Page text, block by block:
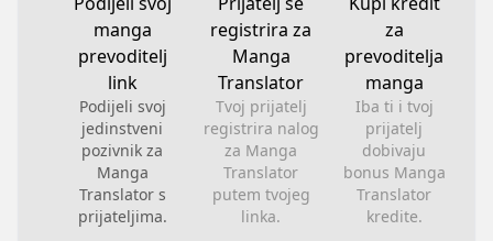
manga
prevoditelj
link
Podijeli svoj
jedinstveni
pozivnik za
Manga
Translator s
prijateljima.
registrira za
Manga
Translator
Tvoj prijatelj
registrira nalog
za Manga
Translator
putem tvojeg
linka.
za
prevoditelja
manga
Iba ti i tvoj
prijatelj
dobivaju
bonus Manga
Translator
kredite.